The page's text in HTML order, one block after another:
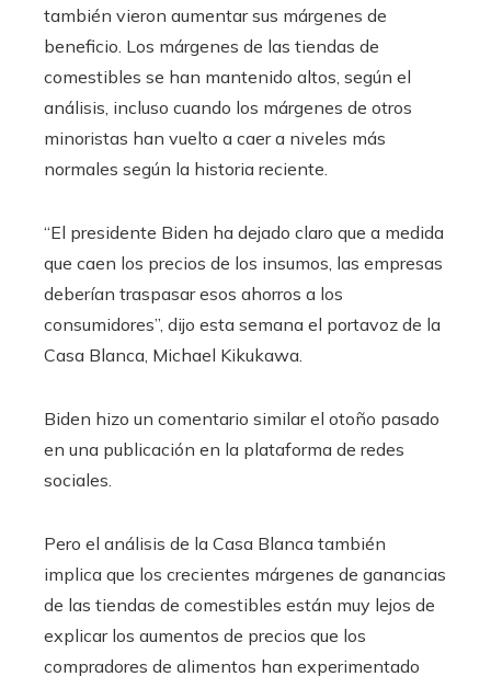
también vieron aumentar sus márgenes de
beneficio. Los márgenes de las tiendas de
comestibles se han mantenido altos, según el
análisis, incluso cuando los márgenes de otros
minoristas han vuelto a caer a niveles más
normales según la historia reciente.
“El presidente Biden ha dejado claro que a medida
que caen los precios de los insumos, las empresas
deberían traspasar esos ahorros a los
consumidores”, dijo esta semana el portavoz de la
Casa Blanca, Michael Kikukawa.
Biden hizo un comentario similar el otoño pasado
en una publicación en la plataforma de redes
sociales.
Pero el análisis de la Casa Blanca también
implica que los crecientes márgenes de ganancias
de las tiendas de comestibles están muy lejos de
explicar los aumentos de precios que los
compradores de alimentos han experimentado